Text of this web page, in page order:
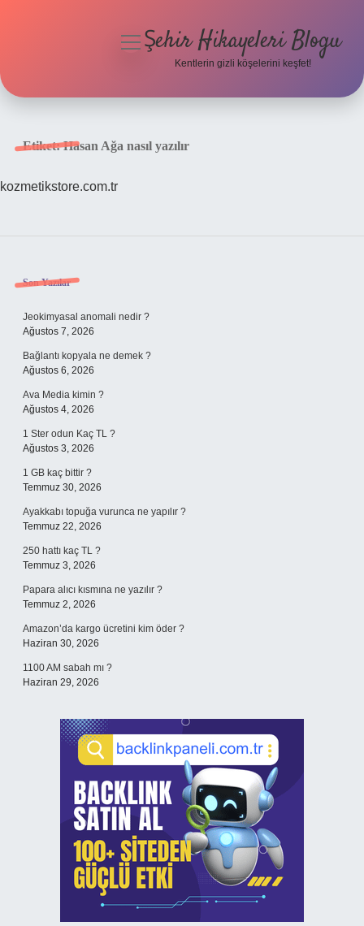
menüyüŞehir Hikayeleri Blogu
Kentlerin gizli köşelerini keşfet!
Etiket:Hasan Ağa nasıl yazılır
kozmetikstore.com.tr
Sidebar
Son Yazılar
Jeokimyasal anomali nedir ?
Ağustos 7, 2026
Bağlantı kopyala ne demek ?
Ağustos 6, 2026
Ava Media kimin ?
Ağustos 4, 2026
1 Ster odun Kaç TL ?
Ağustos 3, 2026
1 GB kaç bittir ?
Temmuz 30, 2026
Ayakkabı topuğa vurunca ne yapılır ?
Temmuz 22, 2026
250 hattı kaç TL ?
Temmuz 3, 2026
Papara alıcı kısmına ne yazılır ?
Temmuz 2, 2026
Amazon’da kargo ücretini kim öder ?
Haziran 30, 2026
1100 AM sabah mı ?
Haziran 29, 2026